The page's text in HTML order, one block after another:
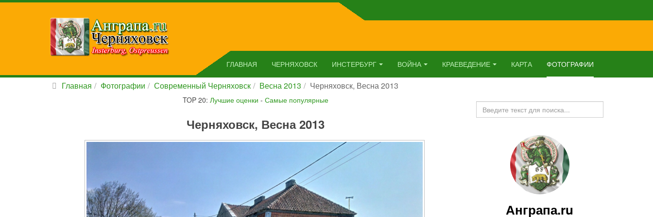
ГЛАВНАЯ ЧЕРНЯХОВСК ИНСТЕРБУРГ ВОЙНА КРАЕВЕДЕНИЕ КАРТА ФОТОГРАФИИ
Главная Фотографии Современный Черняховск Весна 2013 Черняховск, Весна 2013
TOP 20: Лучшие оценки - Самые популярные
Черняховск, Весна 2013
Искать...
Анграпа.ru